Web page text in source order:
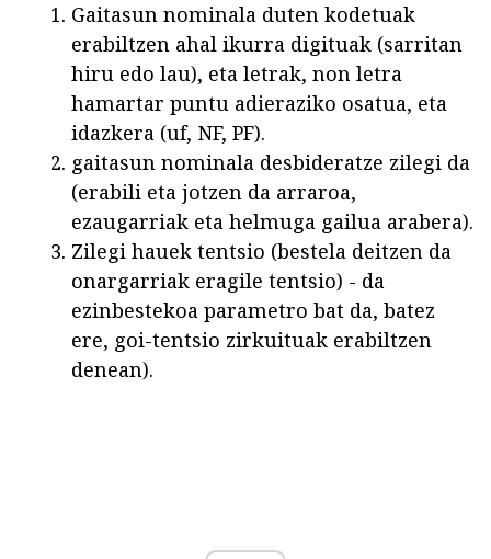
Gaitasun nominala duten kodetuak
erabiltzen ahal ikurra digituak (sarritan
hiru edo lau), eta letrak, non letra
hamartar puntu adieraziko osatua, eta
idazkera (uf, NF, PF).
gaitasun nominala desbideratze zilegi da
(erabili eta jotzen da arraroa,
ezaugarriak eta helmuga gailua arabera).
Zilegi hauek tentsio (bestela deitzen da
onargarriak eragile tentsio) - da
ezinbestekoa parametro bat da, batez
ere, goi-tentsio zirkuituak erabiltzen
denean).